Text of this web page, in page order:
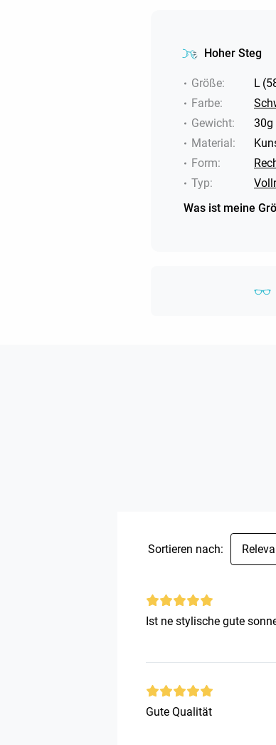
Hoher Steg
Größe: L (
Farbe:
Gewicht:
30g
Material:
Form:
Typ:
Was ist meine
Sortieren nach:
Ist ne stylische gute
Gute Qualität